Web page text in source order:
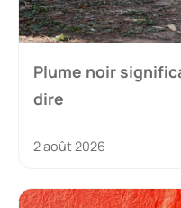
Plume noir
dire
2 août 2026